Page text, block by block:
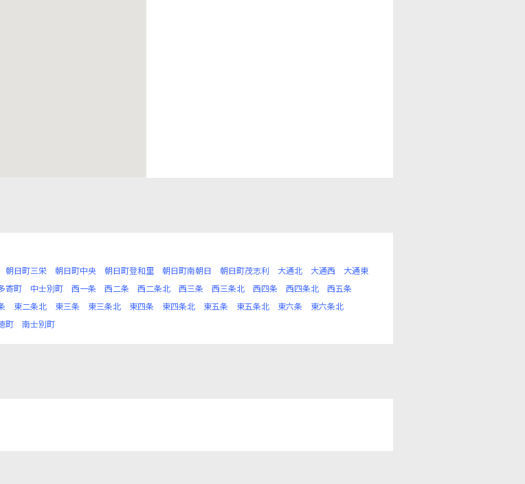
朝日町三栄 朝日町中央 朝日町登和里 朝日町南朝日 朝日町茂志利 大通北 大通西
大通東
寄町 中士別町 西一条 西二条 西二条北 西三条 西三条北 西四条 西四条北
西五条
東二条北 東三条 東三条北 東四条 東四条北 東五条 東五条北 東六条
東六条北
町 南士別町